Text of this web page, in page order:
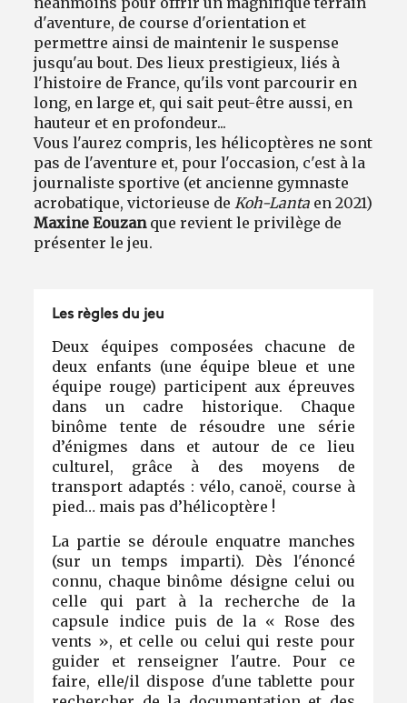
d'aventure, de course d'orientation et
permettre ainsi de maintenir le suspense
jusqu'au bout. Des lieux prestigieux, liés à
l'histoire de France, qu'ils vont parcourir en
long, en large et, qui sait peut-être aussi, en
hauteur et en profondeur...
Vous l'aurez compris, les hélicoptères ne sont
pas de l'aventure et, pour l'occasion, c'est à la
journaliste sportive (et ancienne gymnaste
acrobatique, victorieuse de Koh-Lanta en 2021)
Maxine Eouzanque revient le privilège de
présenter le jeu.
Les règles du jeu
Deux équipes composées chacune de
deux enfants (une équipe bleue et une
équipe rouge) participent aux épreuves
dans un cadre historique. Chaque
binôme tente de résoudre une série
d’énigmes dans et autour de ce lieu
culturel, grâce à des moyens de
transport adaptés : vélo, canoë, course à
pied… mais pas d’hélicoptère !
La partie se déroule enquatre manches
(sur un temps imparti). Dès l'énoncé
connu, chaque binôme désigne celui ou
celle qui part à la recherche de la
capsule indice puis de la « Rose des
vents », et celle ou celui qui reste pour
guider et renseigner l'autre. Pour ce
faire, elle/il dispose d'une tablette pour